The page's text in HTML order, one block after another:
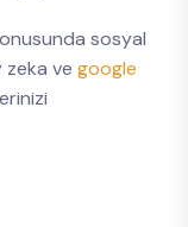
sosyal
zeka ve google